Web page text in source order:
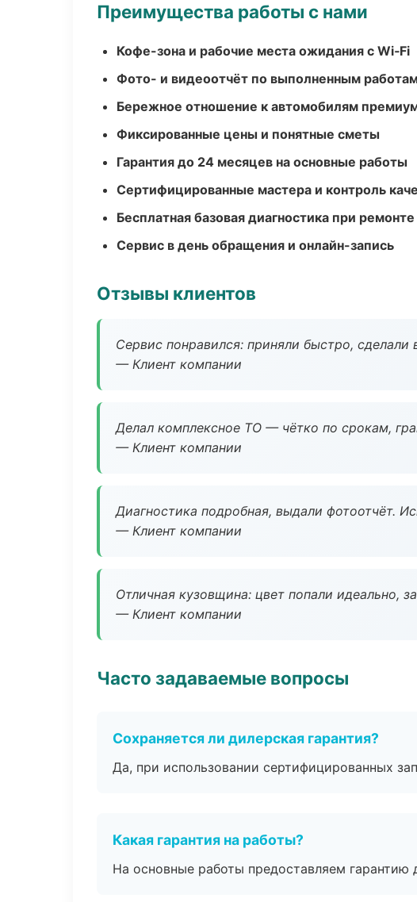
Преимущества работы с нами
Кофе-зона и рабочие места ожидания с Wi‑Fi
Фото- и видеоотчёт по выполненным
Бережное отношение к автомобилям
Фиксированные цены и понятные сметы
Гарантия до 24 месяцев на основные работы
Сертифицированные мастера и контроль
Бесплатная базовая диагностика при ремонте
Сервис в день обращения и онлайн-запись
Отзывы клиентов
Сервис понравился: приняли быстро, сделали
— Клиент компании
Делал комплексное ТО — чётко по срокам,
— Клиент компании
Диагностика подробная, выдали фотоотчёт.
— Клиент компании
Отличная кузовщина: цвет попали идеально,
— Клиент компании
Часто задаваемые вопросы
Сохраняется ли дилерская гарантия?
Да, при использовании сертифицированных
Какая гарантия на работы?
На основные работы предоставляем гарантию